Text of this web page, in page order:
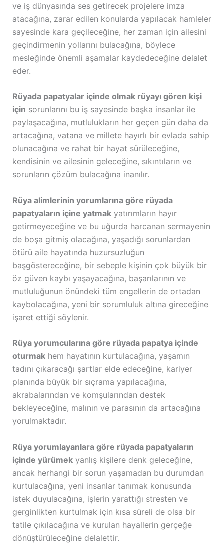
ve iş dünyasında ses getirecek projelere imza
atacağına, zarar edilen konularda yapılacak hamleler
sayesinde kara geçileceğine, her zaman için ailesini
geçindirmenin yollarını bulacağına, böylece
mesleğinde önemli aşamalar kaydedeceğine delalet
eder.
Rüyada papatyalar içinde olmak rüyayı gören kişi
için sorunlarını bu iş sayesinde başka insanlar ile
paylaşacağına, mutlulukların her geçen gün daha da
artacağına, vatana ve millete hayırlı bir evlada sahip
olunacağına ve rahat bir hayat sürüleceğine,
kendisinin ve ailesinin geleceğine, sıkıntıların ve
sorunların çözüm bulacağına inanılır.
Rüya alimlerinin yorumlarına göre rüyada
papatyaların içine yatmakyatırımların hayır
getirmeyeceğine ve bu uğurda harcanan sermayenin
de boşa gitmiş olacağına, yaşadığı sorunlardan
ötürü aile hayatında huzursuzluğun
başgöstereceğine, bir sebeple kişinin çok büyük bir
öz güven kaybı yaşayacağına, başarılarının ve
mutluluğunun önündeki tüm engellerin de ortadan
kaybolacağına, yeni bir sorumluluk altına gireceğine
işaret ettiği söylenir.
Rüya yorumcularına göre rüyada papatya içinde
oturmakhem hayatının kurtulacağına, yaşamın
tadını çıkaracağı şartlar elde edeceğine, kariyer
planında büyük bir sıçrama yapılacağına,
akrabalarından ve komşularından destek
bekleyeceğine, malının ve parasının da artacağına
yorulmaktadır.
Rüya yorumlayanlara göre rüyada papatyaların
içinde yürümekyanlış kişilere denk geleceğine,
ancak herhangi bir sorun yaşamadan bu durumdan
kurtulacağına, yeni insanlar tanımak konusunda
istek duyulacağına, işlerin yarattığı stresten ve
gerginlikten kurtulmak için kısa süreli de olsa bir
tatile çıkılacağına ve kurulan hayallerin gerçeğe
dönüştürüleceğine delalettir.